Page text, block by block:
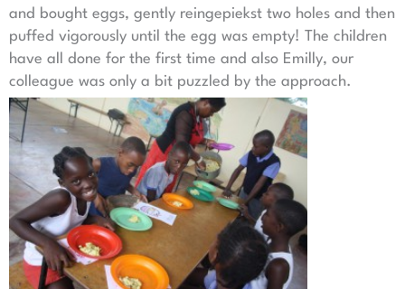
and bought eggs, gently reingepiekst two holes and then
puffed vigorously until the egg was empty! The children
have all done for the first time and also Emilly, our
colleague was only a bit puzzled by the approach.